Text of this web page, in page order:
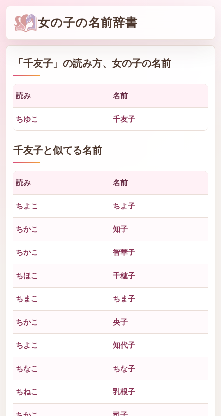
女の子の名前辞書
「千友子 」の読み方、女の子の名前
読み 名前
ちゆこ 千友子
千友子と似てる名前
読み 名前
ちよこ ちよ子
ちかこ 知子
ちかこ 智華子
ちほこ 千穂子
ちまこ ちま子
ちかこ 央子
ちよこ 知代子
ちなこ ちな子
ちねこ 乳根子